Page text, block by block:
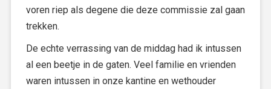
voren riep als degene die deze commissie zal gaan
trekken.
De echte verrassing van de middag had ik intussen
al een beetje in de gaten. Veel familie en vrienden
waren intussen in onze kantine en wethouder